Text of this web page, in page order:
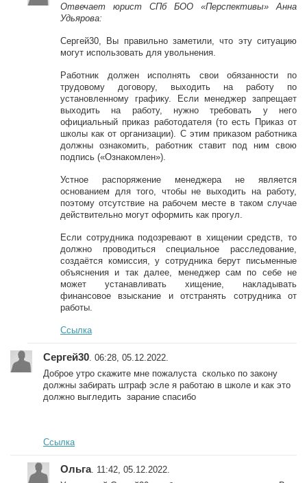
Отвечает юрист СПб БОО «Перспективы» Анна
Удьярова:
Сергей30, Вы правильно заметили, что эту ситуацию
могут использовать для увольнения.
Работник должен исполнять свои обязанности по
трудовому договору, выходить на работу по
установленному графику. Если менеджер запрещает
выходить на работу, нужно требовать у него
официальный приказ работодателя (то есть Приказ от
школы как от организации). С этим приказом работника
должны ознакомить, работник ставит под ним свою
подпись («Ознакомлен»).
Устное распоряжение менеджера не является
основанием для того, чтобы не выходить на работу,
поэтому отсутствие на рабочем месте в таком случае
действительно могут оформить как прогул.
Если сотрудника подозревают в хищении средств, то
должно проводиться специальное расследование,
создаётся комиссия, у сотрудника берут письменные
объяснения и так далее, менеджер сам по себе не
может устанавливать хищение, накладывать
финансовое взыскание и отстранять сотрудника от
работы.
Ссылка
Сергей30 . 06:28, 05.12.2022.
Доброе утро скажите мне пожалуста сколько по закону
должны забирать штраф эсле я работаю в школе и как это
должно выгледить зарание спасибо
Ссылка
Ольга. 11:42, 05.12.2022.